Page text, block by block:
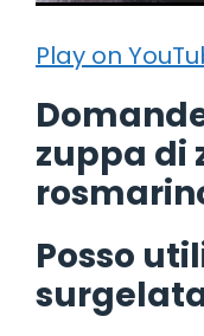
Play on
zuppa di
Posso